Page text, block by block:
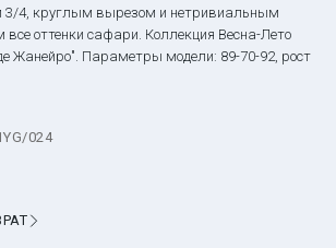
3/4, круглым вырезом и нетривиальным
оттенки сафари. Коллекция Весна-Лето
Жанейро". Параметры модели: 89-70-92, рост
024